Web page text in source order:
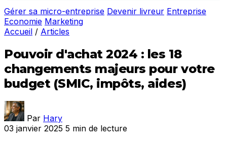
Gérer sa micro-entreprise Devenir livreur Entreprise
Economie Marketing
Accueil / Articles
Pouvoir d'achat 2024 : les 18
changements majeurs pour votre
budget (SMIC, impôts, aides)
Par Hary
03 janvier 2025 5 min de lecture